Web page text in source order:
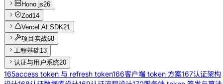
Hono.js26
Zod14
Vercel AI SDK21
项目实战68
工程基础13
认证与用户系统20
165access token 与 refresh token166客户端 token 方案167认证架构